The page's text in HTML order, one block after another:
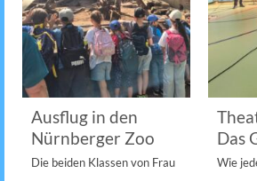
in den
Zoo
beiden Klassen von Frau
Theater
Das
Wie jedes Jahr